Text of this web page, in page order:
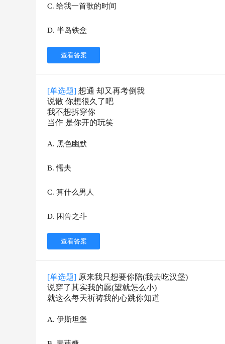
C. 给我一首歌的时间
D. 半岛铁盒
查看答案
[单选题] 想通 却又再考倒我
说散 你想很久了吧
我不想拆穿你
当作 是你开的玩笑
A. 黑色幽默
B.懦夫
C. 算什么男人
D. 困兽之斗
查看答案
[单选题] 原来我只想要你陪(我去吃汉堡)
说穿了其实我的愿(望就怎么小)
就这么每天祈祷我的心跳你知道
A. 伊斯坦堡